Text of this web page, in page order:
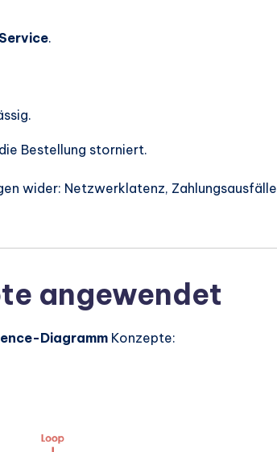
.
Bestellung storniert.
wider: Netzwerklatenz, Zahlungsausfälle
angewendet
Diagramm Konzepte: